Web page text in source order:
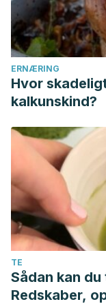
ERNÆRING
Hvor
kalkunskind?
TE
Sådan kan
Redskaber,